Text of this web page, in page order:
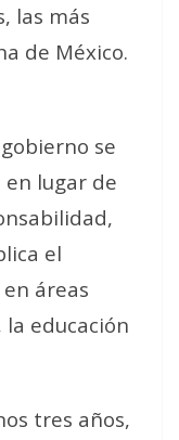
las más
de México.
se
lugar de
el
áreas
educación
tres años,